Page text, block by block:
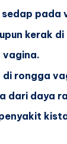
pada
kerak
vagina.
rongga
dari daya